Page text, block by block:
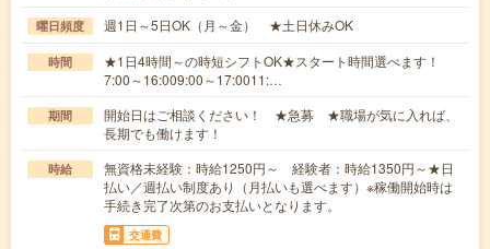
曜日頻度 週1日～5日OK（月～金） ★土日休みOK
時間
★1日4時間～の時短シフトOK★スタート時間選べます！
7:00～16:009:00～17:0011:…
期間
開始日はご相談ください！ ★急募 ★職場が気に入れば、
長期でも働けます！
時給
無資格未経験：時給1250円～ 経験者：時給1350円～★日
払い／週払い制度あり（月払いも選べます）※稼働開始時は
手続き完了次第のお支払いとなります。
交通費